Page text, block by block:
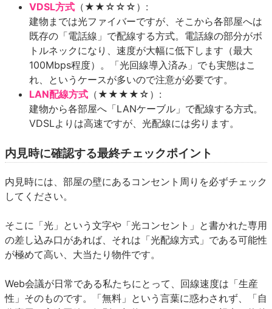
VDSL方式 （★★☆☆☆）:
建物までは光ファイバーですが、そこから各部屋へは
既存の「電話線」で配線する方式。電話線の部分がボ
トルネックになり、速度が大幅に低下します（最大
100Mbps程度）。「光回線導入済み」でも実態はこ
れ、というケースが多いので注意が必要です。
LAN配線方式 （★★★★☆）:
建物から各部屋へ「LANケーブル」で配線する方式。
VDSLよりは高速ですが、光配線には劣ります。
内見時に確認する最終チェックポイント
内見時には、部屋の壁にあるコンセント周りを必ずチェック
してください。
そこに「光」という文字や「光コンセント」と書かれた専用
の差し込み口があれば、それは「光配線方式」である可能性
が極めて高い、大当たり物件です。
Web会議が日常である私たちにとって、回線速度は「生産
性」そのものです。「無料」という言葉に惑わされず、「自